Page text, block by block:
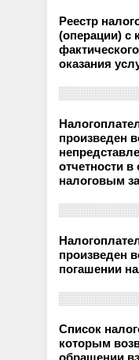
Реестр
(операции) с
оказания
произведен
отчетности
налоговым
произведен
погашении
Список
которым
обращении